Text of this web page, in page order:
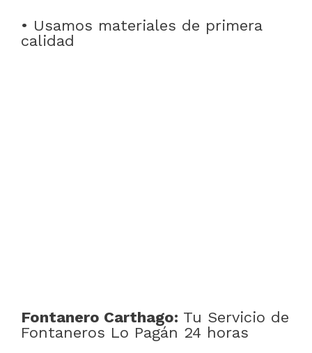
• Usamos materiales de primera
calidad
Fontanero Carthago: Tu Servicio de
Fontaneros Lo Pagán 24 horas